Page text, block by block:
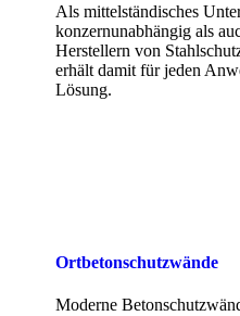
Als mittelständisches
konzernunabhängig als
Herstellern von
erhält damit für jeden
Lösung.
Ortbetonschutzwände
Moderne